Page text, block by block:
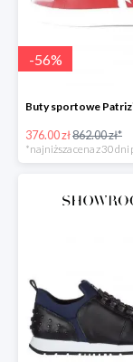
-56%
376.00 zł862.00 zł*